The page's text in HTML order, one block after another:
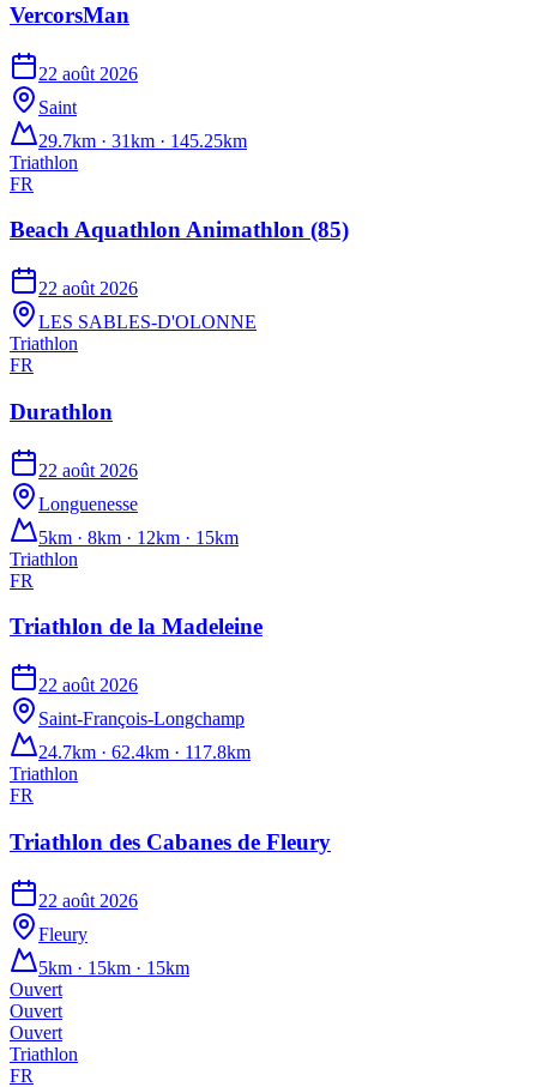
VercorsMan
22 août 2026
Saint
29.7km · 31km · 145.25km
Triathlon
FR
Beach Aquathlon Animathlon (85)
22 août 2026
LES SABLES-D'OLONNE
Triathlon
FR
Durathlon
22 août 2026
Longuenesse
5km · 8km · 12km · 15km
Triathlon
FR
Triathlon de la Madeleine
22 août 2026
Saint-François-Longchamp
24.7km · 62.4km · 117.8km
Triathlon
FR
Triathlon des Cabanes de Fleury
22 août 2026
Fleury
5km · 15km · 15km
Ouvert
Ouvert
Ouvert
Triathlon
FR